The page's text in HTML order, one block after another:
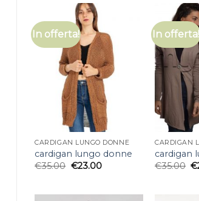
In offerta!
CARDIGAN LUNGO DONNE
cardigan lungo donne
€35.00 €23.00
In offerta!
CARDIGAN
cardigan
€35.00 €